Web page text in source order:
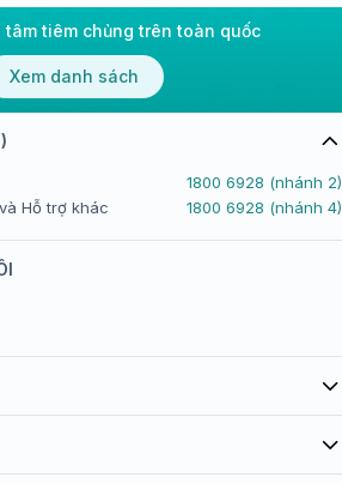
tâm tiêm chủng trên toàn quốc
Xem danh sách
FPT Long Châu
1800 6928 (nhánh 2)
Hỗ trợ khác
1800 6928 (nhánh 4)